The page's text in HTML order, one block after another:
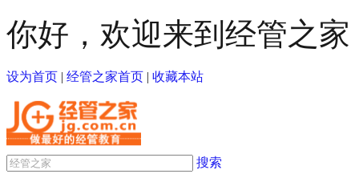
你好，欢迎来到经管之家
设为首页 | 经管之家首页 | 收藏本站
搜索